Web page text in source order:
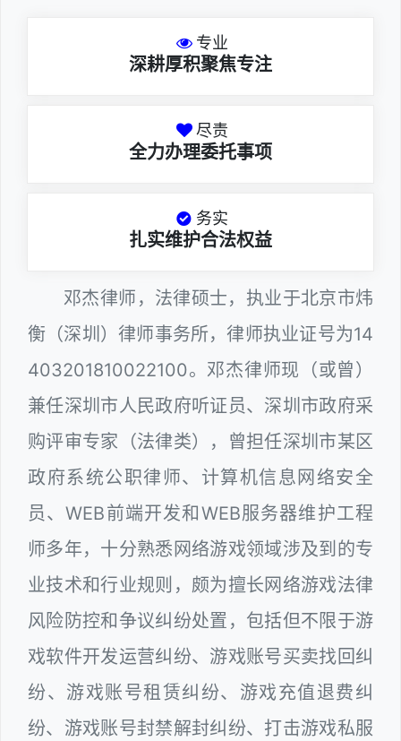
专业
深耕厚积聚焦专注
尽责
全力办理委托事项
务实
扎实维护合法权益
邓杰律师，法律硕士，执业于北京市炜
衡（深圳）律师事务所，律师执业证号为14
403201810022100。邓杰律师现（或曾）
兼任深圳市人民政府听证员、深圳市政府采
购评审专家（法律类），曾担任深圳市某区
政府系统公职律师、计算机信息网络安全
员、WEB前端开发和WEB服务器维护工程
师多年，十分熟悉网络游戏领域涉及到的专
业技术和行业规则，颇为擅长网络游戏法律
风险防控和争议纠纷处置，包括但不限于游
戏软件开发运营纠纷、游戏账号买卖找回纠
纷、游戏账号租赁纠纷、游戏充值退费纠
纷、游戏账号封禁解封纠纷、打击游戏私服